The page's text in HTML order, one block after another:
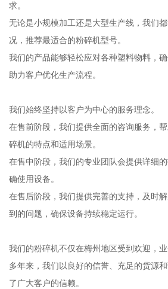
求。
无论是小规模加工还是大型生产线，我们
况，推荐最适合的粉碎机型号。
我们的产品能够轻松应对各种塑料物料，
助力客户优化生产流程。
我们始终坚持以客户为中心的服务理念。
在售前阶段，我们提供全面的咨询服务，
碎机的特点和适用场景。
在售中阶段，我们的专业团队会提供详细
确使用设备。
在售后阶段，我们提供完善的支持，及时
到的问题，确保设备持续稳定运行。
我们的粉碎机不仅在梅州地区受到欢迎，业
多年来，我们以良好的信誉、充足的货源
了广大客户的信赖。